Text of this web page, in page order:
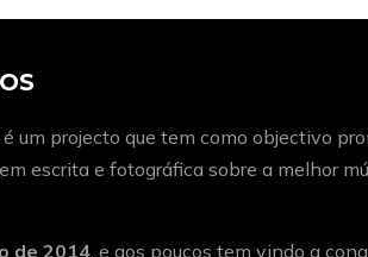
é um projecto que tem como objectivo
escrita e fotográfica sobre a melhor
de 2014 , e aos poucos tem vindo a